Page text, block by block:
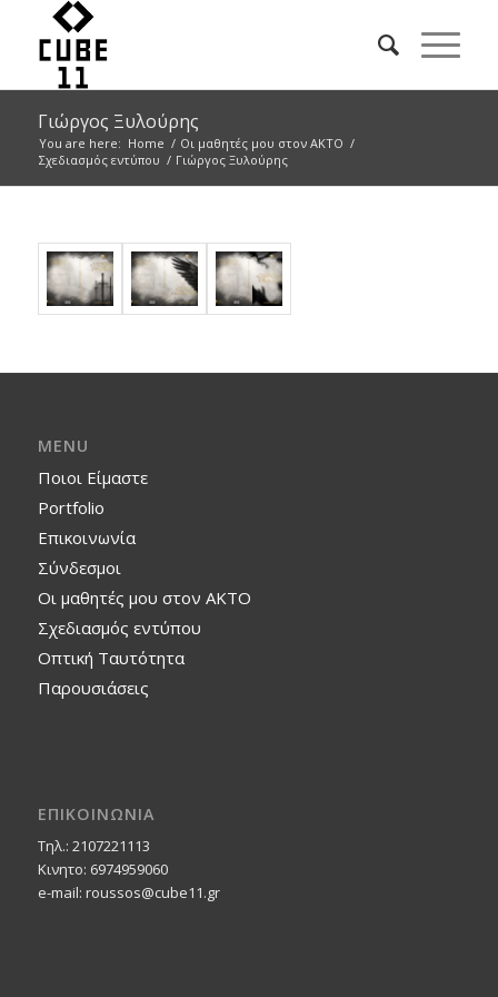
Γιώργος Ξυλούρης
You are here: Home / Οι μαθητές μου στον ΑΚΤΟ /
Σχεδιασμός εντύπου / Γιώργος Ξυλούρης
MENU
Ποιοι Είμαστε
Portfolio
Επικοινωνία
Σύνδεσμοι
Οι μαθητές μου στον ΑΚΤΟ
Σχεδιασμός εντύπου
Οπτική Ταυτότητα
Παρουσιάσεις
ΕΠΙΚΟΙΝΩΝΙΑ
Τηλ.: 2107221113
Κινητο: 6974959060
e-mail: roussos@cube11.gr